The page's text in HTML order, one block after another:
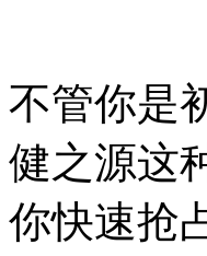
不管你是
健之源这
你快速抢